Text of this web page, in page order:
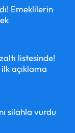
Emeklilerin
listesinde!
açıklama
silahla vurdu